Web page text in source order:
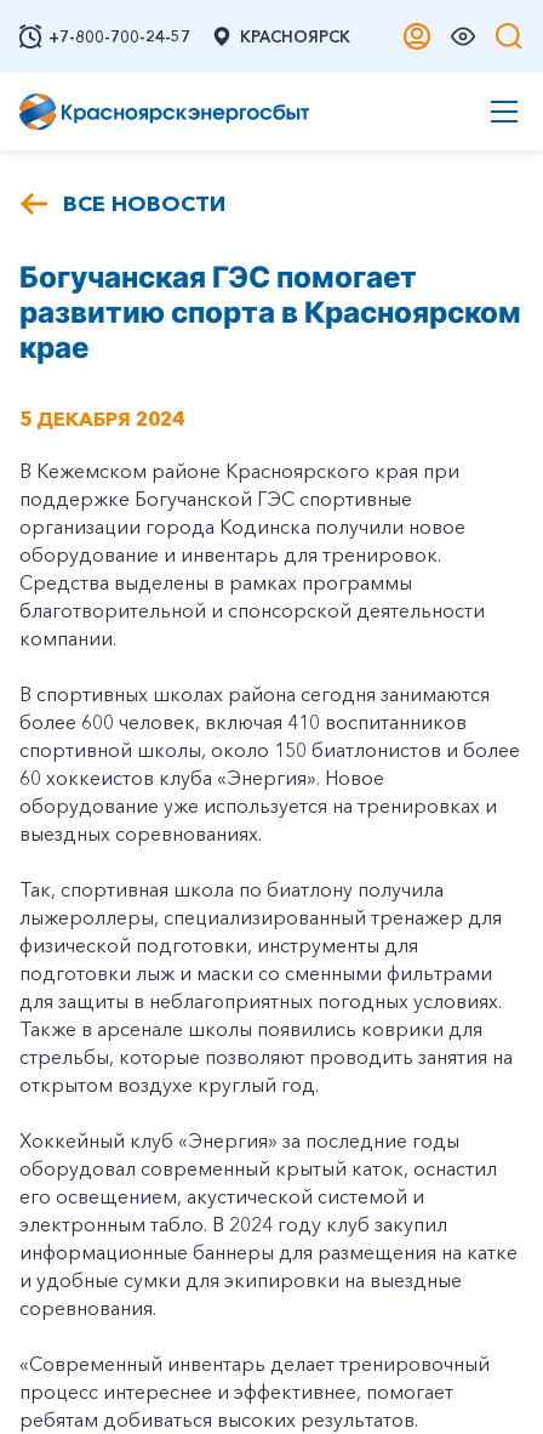
+7-800-700-24-57 КРАСНОЯРСК
ВСЕ НОВОСТИ
Богучанская ГЭС помогает
развитию спорта в Красноярском
крае
5 ДЕКАБРЯ 2024
В Кежемском районе Красноярского края при
поддержке Богучанской ГЭС спортивные
организации города Кодинска получили новое
оборудование и инвентарь для тренировок.
Средства выделены в рамках программы
благотворительной и спонсорской деятельности
компании.
В спортивных школах района сегодня занимаются
более 600 человек, включая 410 воспитанников
спортивной школы, около 150 биатлонистов и более
60 хоккеистов клуба «Энергия». Новое
оборудование уже используется на тренировках и
выездных соревнованиях.
Так, спортивная школа по биатлону получила
лыжероллеры, специализированный тренажер для
физической подготовки, инструменты для
подготовки лыж и маски со сменными фильтрами
для защиты в неблагоприятных погодных условиях.
Также в арсенале школы появились коврики для
стрельбы, которые позволяют проводить занятия на
открытом воздухе круглый год.
Хоккейный клуб «Энергия» за последние годы
оборудовал современный крытый каток, оснастил
его освещением, акустической системой и
электронным табло. В 2024 году клуб закупил
информационные баннеры для размещения на катке
и удобные сумки для экипировки на выездные
соревнования.
«Современный инвентарь делает тренировочный
процесс интереснее и эффективнее, помогает
ребятам добиваться высоких результатов.